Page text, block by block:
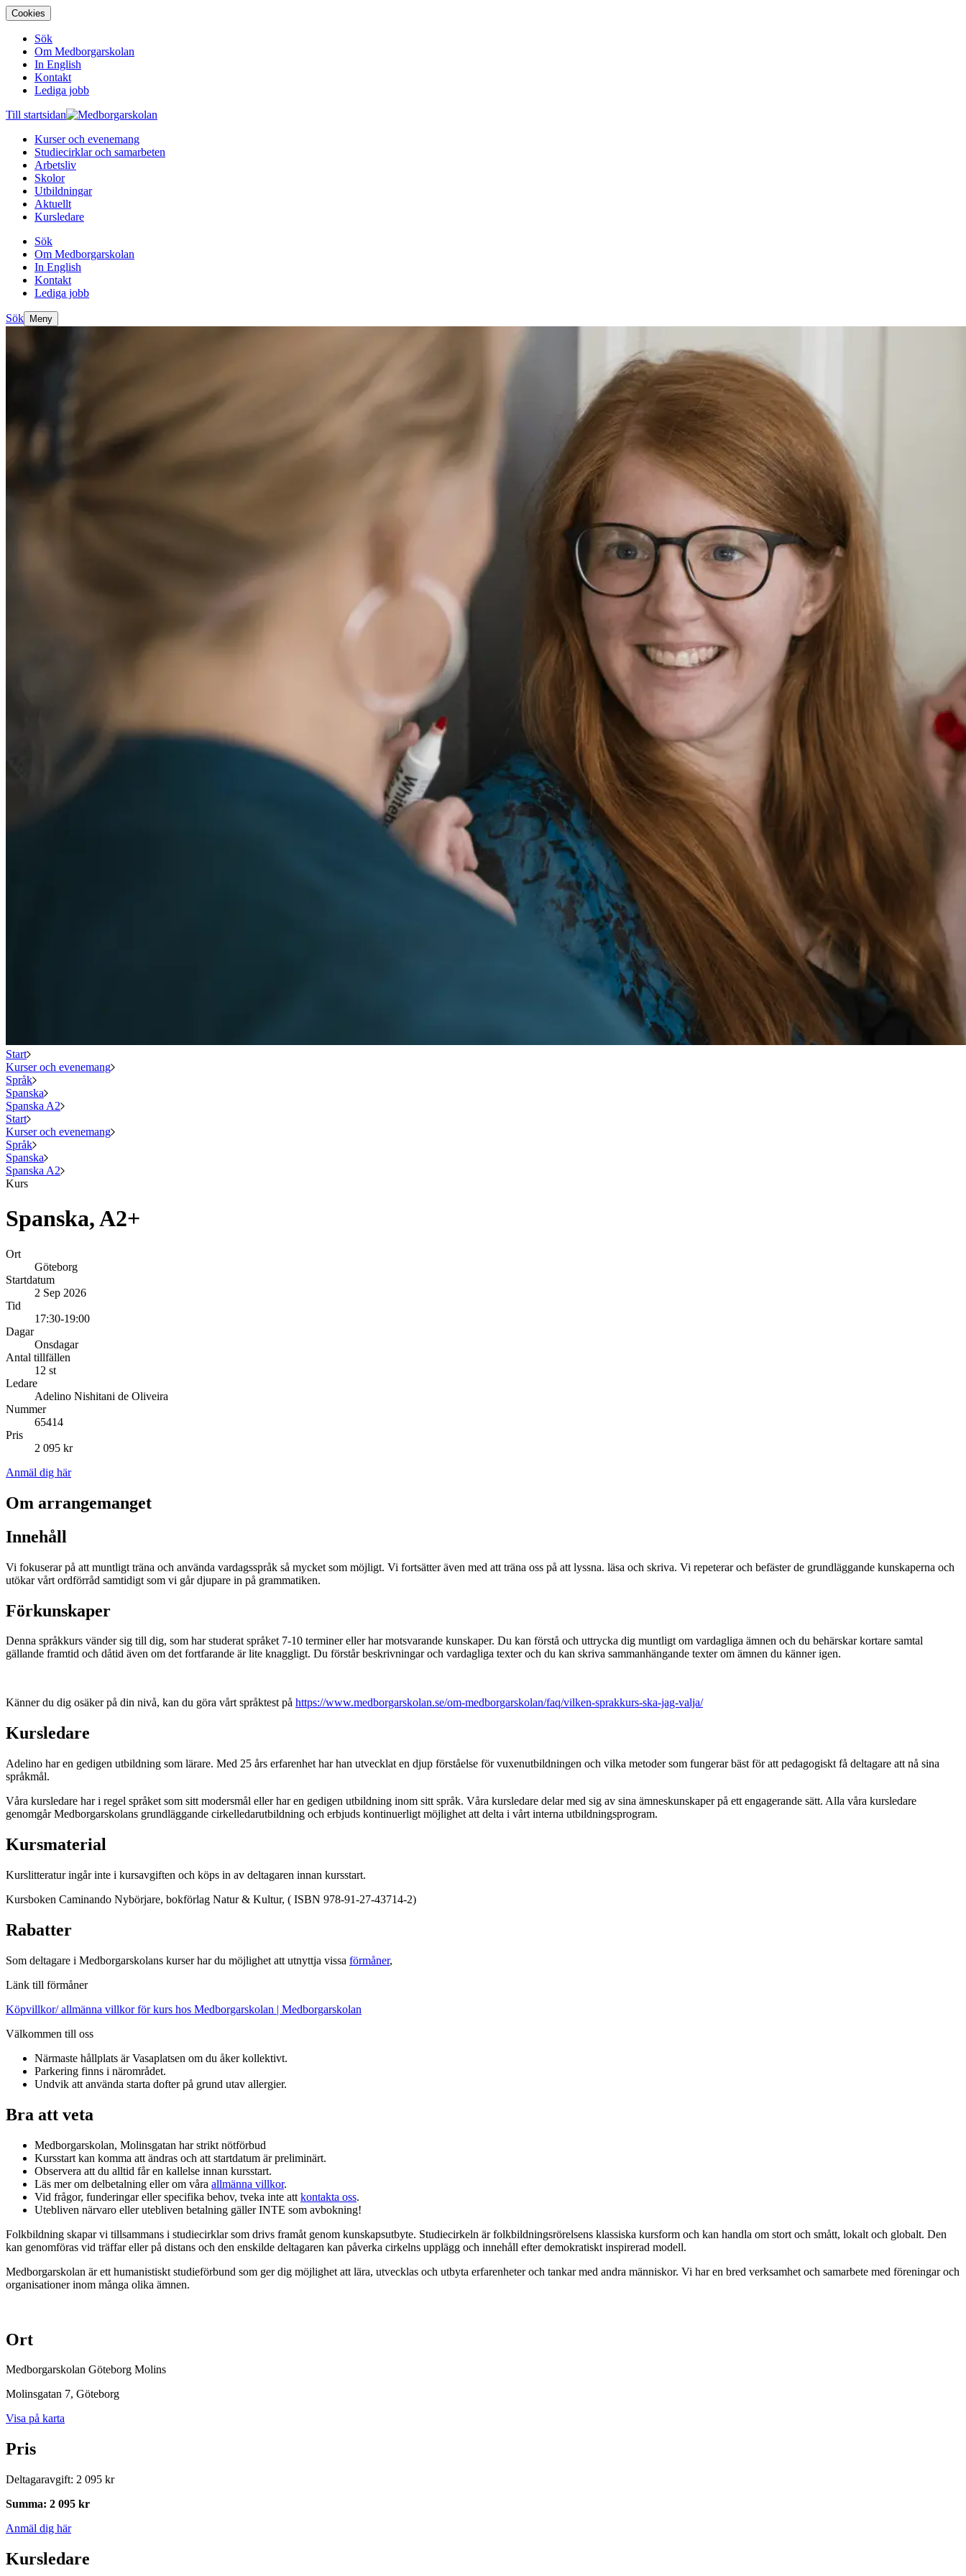
Cookies
Sök
Om Medborgarskolan
In English
Kontakt
Lediga jobb
Till startsidan
Kurser och evenemang
Studiecirklar och samarbeten
Arbetsliv
Skolor
Utbildningar
Aktuellt
Kursledare
Sök
Om Medborgarskolan
In English
Kontakt
Lediga jobb
Sök Meny
Start
Kurser och evenemang
Språk
Spanska
Spanska A2
Start
Kurser och evenemang
Språk
Spanska
Spanska A2
Kurs
Spanska, A2+
Ort
Göteborg
Startdatum
2 Sep 2026
Tid
17:30-19:00
Dagar
Onsdagar
Antal tillfällen
12 st
Ledare
Adelino Nishitani de Oliveira
Nummer
65414
Pris
2 095 kr
Anmäl dig här
Om arrangemanget
Innehåll
Vi fokuserar på att muntligt träna och använda vardagsspråk så mycket som möjligt. Vi fortsätter även med att träna oss på att lyssna. läsa och skriva. Vi repeterar och befäster de grundläggande kunskaperna och
utökar vårt ordförråd samtidigt som vi går djupare in på grammatiken.
Förkunskaper
Denna språkkurs vänder sig till dig, som har studerat språket 7-10 terminer eller har motsvarande kunskaper. Du kan förstå och uttrycka dig muntligt om vardagliga ämnen och du behärskar kortare samtal
gällande framtid och dåtid även om det fortfarande är lite knaggligt. Du förstår beskrivningar och vardagliga texter och du kan skriva sammanhängande texter om ämnen du känner igen.
Känner du dig osäker på din nivå, kan du göra vårt språktest på https://www.medborgarskolan.se/om-medborgarskolan/faq/vilken-sprakkurs-ska-jag-valja/
Kursledare
Adelino har en gedigen utbildning som lärare. Med 25 års erfarenhet har han utvecklat en djup förståelse för vuxenutbildningen och vilka metoder som fungerar bäst för att pedagogiskt få deltagare att nå sina
språkmål.
Våra kursledare har i regel språket som sitt modersmål eller har en gedigen utbildning inom sitt språk. Våra kursledare delar med sig av sina ämneskunskaper på ett engagerande sätt. Alla våra kursledare
genomgår Medborgarskolans grundläggande cirkelledarutbildning och erbjuds kontinuerligt möjlighet att delta i vårt interna utbildningsprogram.
Kursmaterial
Kurslitteratur ingår inte i kursavgiften och köps in av deltagaren innan kursstart.
Kursboken Caminando Nybörjare, bokförlag Natur & Kultur, ( ISBN 978-91-27-43714-2)
Rabatter
Som deltagare i Medborgarskolans kurser har du möjlighet att utnyttja vissa förmåner,
Länk till förmåner
Köpvillkor/ allmänna villkor för kurs hos Medborgarskolan | Medborgarskolan
Välkommen till oss
Närmaste hållplats är Vasaplatsen om du åker kollektivt.
Parkering finns i närområdet.
Undvik att använda starta dofter på grund utav allergier.
Bra att veta
Medborgarskolan, Molinsgatan har strikt nötförbud
Kursstart kan komma att ändras och att startdatum är preliminärt.
Observera att du alltid får en kallelse innan kursstart.
Läs mer om delbetalning eller om våra allmänna villkor.
Vid frågor, funderingar eller specifika behov, tveka inte att kontakta oss.
Utebliven närvaro eller utebliven betalning gäller INTE som avbokning!
Folkbildning skapar vi tillsammans i studiecirklar som drivs framåt genom kunskapsutbyte. Studiecirkeln är folkbildningsrörelsens klassiska kursform och kan handla om stort och smått, lokalt och globalt. Den
kan genomföras vid träffar eller på distans och den enskilde deltagaren kan påverka cirkelns upplägg och innehåll efter demokratiskt inspirerad modell.
Medborgarskolan är ett humanistiskt studieförbund som ger dig möjlighet att lära, utvecklas och utbyta erfarenheter och tankar med andra människor. Vi har en bred verksamhet och samarbete med föreningar och
organisationer inom många olika ämnen.
Ort
Medborgarskolan Göteborg Molins
Molinsgatan 7, Göteborg
Visa på karta
Pris
Deltagaravgift: 2 095 kr
Summa: 2 095 kr
Anmäl dig här
Kursledare